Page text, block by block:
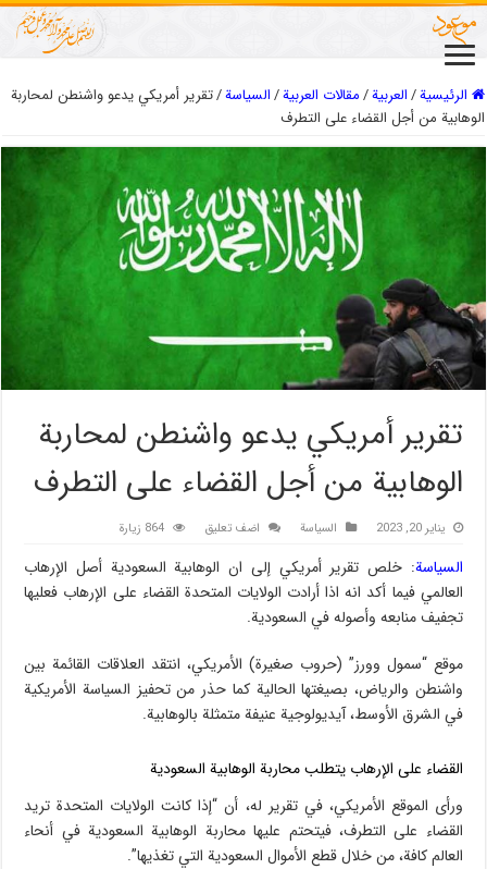
الرئيسية/العربیة/مقالات العربیة/السیاسة/تقرير أمريكي يدعو واشنطن لمحاربة
الوهابية من أجل القضاء على التطرف
تقرير أمريكي يدعو واشنطن لمحاربة
الوهابية من أجل القضاء على التطرف
يناير 20, 2023 السیاسة اضف تعليق 864 زيارة
السیاسة: خلص تقرير أمريكي إلى ان الوهابية السعودية أصل الإرهاب
العالمي فيما أكد انه اذا أرادت الولايات المتحدة القضاء على الإرهاب فعليها
تجفيف منابعه وأصوله في السعودية.
موقع “سمول وورز” (حروب صغيرة) الأمريكي، انتقد العلاقات القائمة بين
واشنطن والرياض، بصيغتها الحالية كما حذر من تحفيز السياسة الأمريكية
في الشرق الأوسط، آيديولوجية عنيفة متمثلة بالوهابية.
القضاء على الإرهاب يتطلب محاربة الوهابية السعودية
ورأى الموقع الأمريكي، في تقرير له، أن “إذا كانت الولايات المتحدة تريد
القضاء على التطرف، فيتحتم عليها محاربة الوهابية السعودية في أنحاء
العالم كافة، من خلال قطع الأموال السعودية التي تغذيها”.